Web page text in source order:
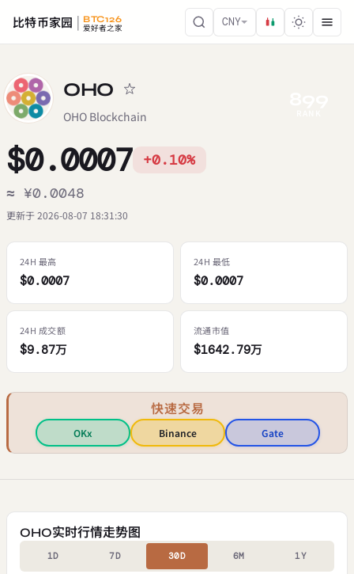
比特币家园
BTC126
爱好者之家
CNY
OHO
OHO Blockchain
$0.0007 +0.10%
≈ ¥0.0048
更新于 2026-08-07 18:31:30
24H 最高
$0.0007
24H 最低
$0.0007
24H 成交额
$9.87万
流通市值
$1642.79万
快速交易
OKx Binance Gate
OHO实时行情走势图
1D 7D 30D 6M 1Y